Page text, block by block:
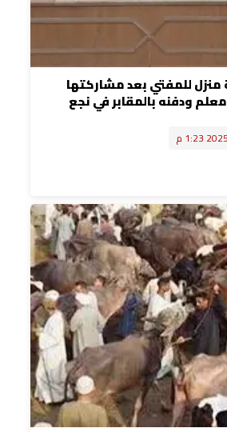
منزل للمفتي بعد مشاركتها
ودفنه بالمقابر في نجع